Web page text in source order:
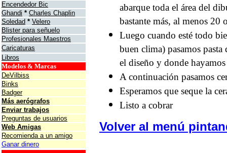
Encendedor Bic
Ghandi * Charles Chaplin
Soledad * Velero
Blister para señuelo
Profesionales Maestros
Caricaturas
Libros
Modelos & Marcas
DeVilbiss
Binks
Badger
Más aerógrafos
Enviar trabajos
Preguntas de usuarios
Web Amigas
Recomienda a un amigo
Ganar dinero
abarque toda el área del
bastante más, al menos 20
Luego cuando esté todo
buen clima) pasamos
el diseño y donde
A continuación pasamos
Esperamos que seque la
Listo a cobrar
Volver al menú